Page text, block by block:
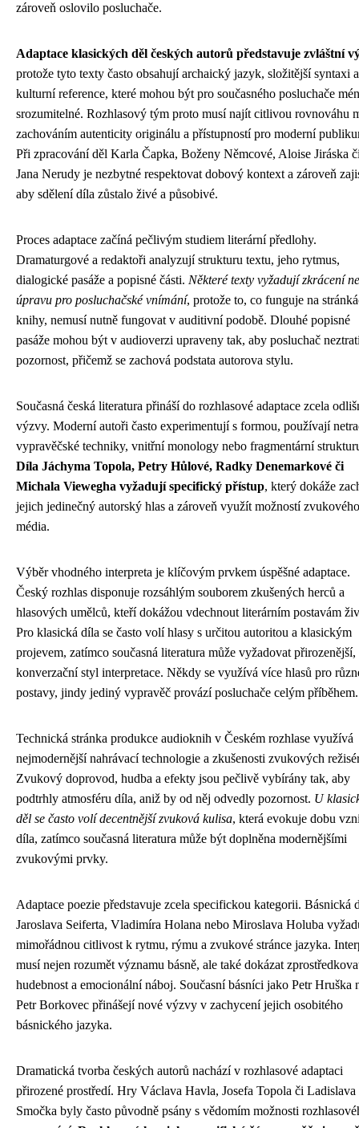
zároveň oslovilo posluchače.
Adaptace klasických děl českých autorů představuje zvláštní
protože tyto texty často obsahují archaický jazyk, složitější syntaxi a
kulturní reference, které mohou být pro současného posluchače
srozumitelné. Rozhlasový tým proto musí najít citlivou rovnováhu
zachováním autenticity originálu a přístupností pro moderní
Při zpracování děl Karla Čapka, Boženy Němcové, Aloise Jiráska
Jana Nerudy je nezbytné respektovat dobový kontext a zároveň
aby sdělení díla zůstalo živé a působivé.
Proces adaptace začíná pečlivým studiem literární předlohy.
Dramaturgové a redaktoři analyzují strukturu textu, jeho rytmus,
dialogické pasáže a popisné části. Některé texty vyžadují zkrácení
úpravu pro posluchačské vnímání, protože to, co funguje na
knihy, nemusí nutně fungovat v auditivní podobě. Dlouhé popisné
pasáže mohou být v audioverzi upraveny tak, aby posluchač
pozornost, přičemž se zachová podstata autorova stylu.
Současná česká literatura přináší do rozhlasové adaptace zcela
výzvy. Moderní autoři často experimentují s formou, používají
vypravěčské techniky, vnitřní monology nebo fragmentární
Díla Jáchyma Topola, Petry Hůlové, Radky Denemarkové či
Michala Viewegha vyžadují specifický přístup, který dokáže
jejich jedinečný autorský hlas a zároveň využít možností zvukového
média.
Výběr vhodného interpreta je klíčovým prvkem úspěšné adaptace.
Český rozhlas disponuje rozsáhlým souborem zkušených herců a
hlasových umělců, kteří dokážou vdechnout literárním postavám
Pro klasická díla se často volí hlasy s určitou autoritou a klasickým
projevem, zatímco současná literatura může vyžadovat přirozenější,
konverzační styl interpretace. Někdy se využívá více hlasů pro
postavy, jindy jediný vypravěč provází posluchače celým příběhem.
Technická stránka produkce audioknih v Českém rozhlase využívá
nejmodernější nahrávací technologie a zkušenosti zvukových
Zvukový doprovod, hudba a efekty jsou pečlivě vybírány tak, aby
podtrhly atmosféru díla, aniž by od něj odvedly pozornost. U
děl se často volí decentnější zvuková kulisa, která evokuje dobu
díla, zatímco současná literatura může být doplněna modernějšími
zvukovými prvky.
Adaptace poezie představuje zcela specifickou kategorii. Básnická
Jaroslava Seiferta, Vladimíra Holana nebo Miroslava Holuba
mimořádnou citlivost k rytmu, rýmu a zvukové stránce jazyka.
musí nejen rozumět významu básně, ale také dokázat
hudebnost a emocionální náboj. Současní básníci jako Petr Hruška
Petr Borkovec přinášejí nové výzvy v zachycení jejich osobitého
básnického jazyka.
Dramatická tvorba českých autorů nachází v rozhlasové adaptaci
přirozené prostředí. Hry Václava Havla, Josefa Topola či Ladislava
Smočka byly často původně psány s vědomím možnosti